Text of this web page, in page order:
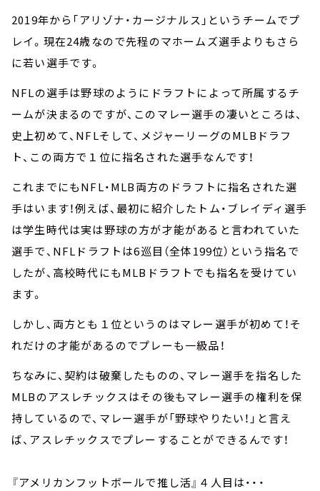
2019年から「アリゾナ・カージナルス」というチームでプ
レイ。現在24歳なので先程のマホームズ選手よりもさら
に若い選手です。
NFLの選手は野球のようにドラフトによって所属するチ
ームが決まるのですが、このマレー選手の凄いところは、
史上初めて、NFLそして、メジャーリーグのMLBドラフ
ト、この両方で１位に指名された選手なんです！
これまでにもNFL・MLB両方のドラフトに指名された選
手はいます！例えば、最初に紹介したトム・ブレイディ選手
は学生時代は実は野球の方が才能があると言われていた
選手で、NFLドラフトは6巡目（全体199位）という指名で
したが、高校時代にもMLBドラフトでも指名を受けてい
ます。
しかし、両方とも１位というのはマレー選手が初めて！そ
れだけの才能があるのでプレーも一級品！
ちなみに、契約は破棄したものの、マレー選手を指名した
MLBのアスレチックスはその後もマレー選手の権利を保
持しているので、マレー選手が「野球やりたい！」と言え
ば、アスレチックスでプレーすることができるんです！
『アメリカンフットボールで推し活』４人目は・・・